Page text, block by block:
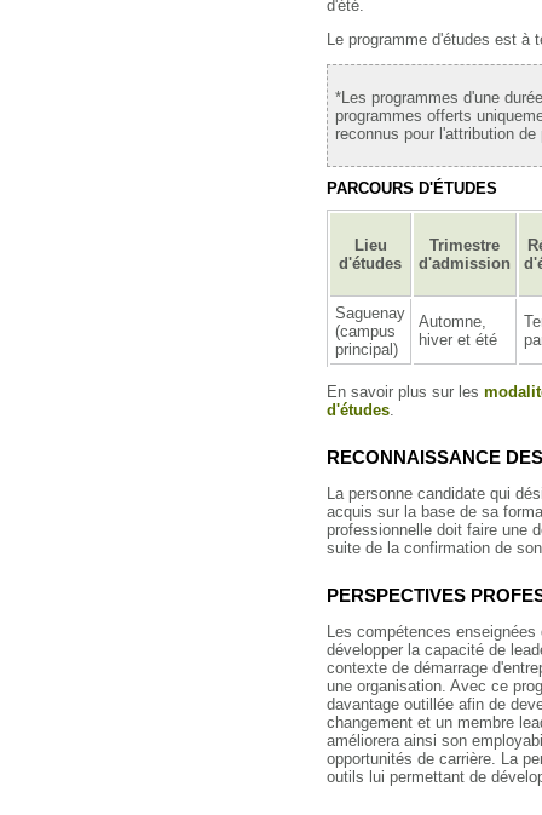
d'été.
Le programme d'études est à
*Les programmes d'une
programmes offerts
reconnus pour l'attribution
PARCOURS D'ÉTUDES
Lieu
d'études
Trimestre
d'admission
Saguenay
(campus
principal)
Automne,
hiver et été
En savoir plus sur les
d'études.
RECONNAISSANCE
La personne candidate qui
acquis sur la base de sa
professionnelle doit faire une
suite de la confirmation de
PERSPECTIVES
Les compétences
développer la capacité de
contexte de démarrage
une organisation. Avec ce
davantage outillée afin de
changement et un membre
améliorera ainsi son
opportunités de carrière. La
outils lui permettant de